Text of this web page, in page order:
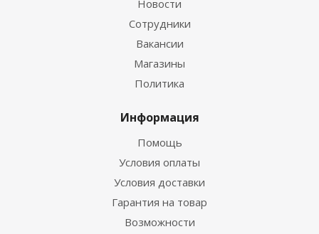
Новости
Сотрудники
Вакансии
Магазины
Политика
Информация
Помощь
Условия оплаты
Условия доставки
Гарантия на товар
Возможности